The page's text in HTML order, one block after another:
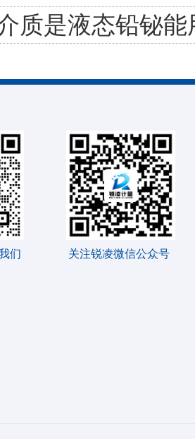
质是液态铅铋
们 关注锐凌微信公众号